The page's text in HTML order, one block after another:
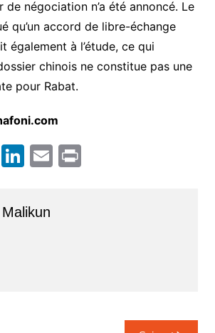
de négociation n’a été annoncé. Le
qu’un accord de libre-échange
également à l’étude, ce qui
chinois ne constitue pas une
pour Rabat.
itt
er
Li
k
e
E Pr
Malikun